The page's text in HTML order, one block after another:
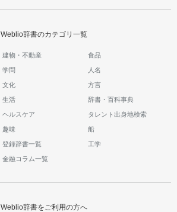
Weblio辞書のカテゴリ一覧
建物・不動産 食品
学問 人名
文化 方言
生活 辞書・百科事典
ヘルスケア タレント出身地検索
趣味 船
登録辞書一覧 工学
金融コラム一覧
Weblio辞書をご利用の方へ